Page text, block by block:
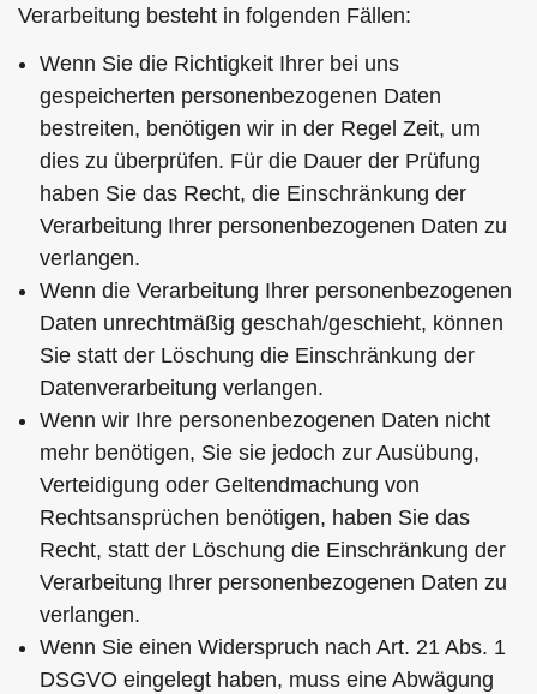
Verarbeitung besteht in folgenden Fällen:
Wenn Sie die Richtigkeit Ihrer bei uns
gespeicherten personenbezogenen Daten
bestreiten, benötigen wir in der Regel Zeit, um
dies zu überprüfen. Für die Dauer der Prüfung
haben Sie das Recht, die Einschränkung der
Verarbeitung Ihrer personenbezogenen Daten zu
verlangen.
Wenn die Verarbeitung Ihrer personenbezogenen
Daten unrechtmäßig geschah/geschieht, können
Sie statt der Löschung die Einschränkung der
Datenverarbeitung verlangen.
Wenn wir Ihre personenbezogenen Daten nicht
mehr benötigen, Sie sie jedoch zur Ausübung,
Verteidigung oder Geltendmachung von
Rechtsansprüchen benötigen, haben Sie das
Recht, statt der Löschung die Einschränkung der
Verarbeitung Ihrer personenbezogenen Daten zu
verlangen.
Wenn Sie einen Widerspruch nach Art. 21 Abs. 1
DSGVO eingelegt haben, muss eine Abwägung